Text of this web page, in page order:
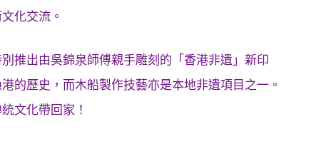
化交流。
推出由吳錦泉師傅親手雕刻的「香港非遺」新印
的歷史，而木船製作技藝亦是本地非遺項目之一。
文化帶回家！